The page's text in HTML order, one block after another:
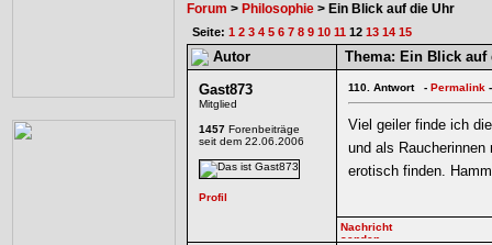
Forum > Philosophie > Ein Blick auf die Uhr
Seite: 1 2 3 4 5 6 7 8 9 10 11 12 13 14 15
Autor Thema: Ein Blick auf
Gast873
Mitglied
1457 Forenbeiträge
seit dem 22.06.2006
110. Antwort - Permalink -
Viel geiler finde ich
und als
erotisch finden.